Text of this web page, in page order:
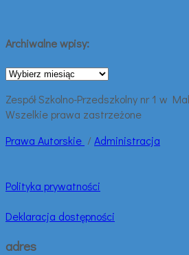
Archiwalne wpisy:
Archiwalne
Zespół Szkolno-Przedszkolny nr 1 w
Wszelkie prawa zastrzeżone
Prawa Autorskie /Administracja
Polityka prywatności
Deklaracja dostępności
adres